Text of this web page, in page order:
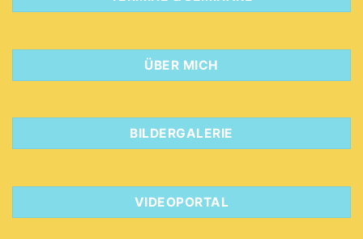
ÜBER MICH
BILDERGALERIE
VIDEOPORTAL